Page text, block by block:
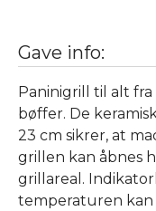
Gave info:
Paninigrill til alt
bøffer. De
23 cm sikrer, at
grillen kan åbnes
grillareal.
temperaturen kan